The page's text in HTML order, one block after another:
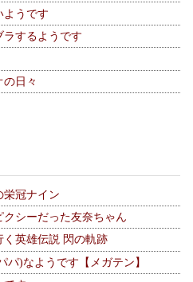
ようです
するようです
日々
栄冠ナイン
シーだった友奈ちゃん
く英雄伝説 閃の軌跡
)なようです【メガテン】